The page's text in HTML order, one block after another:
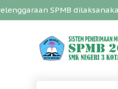
SPMB